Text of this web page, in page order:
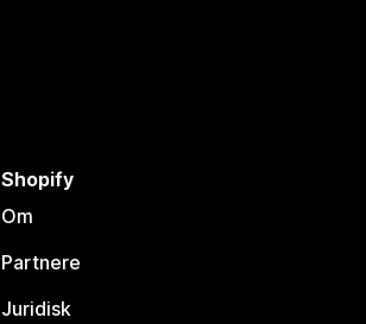
Shopify
Om
Partnere
Juridisk